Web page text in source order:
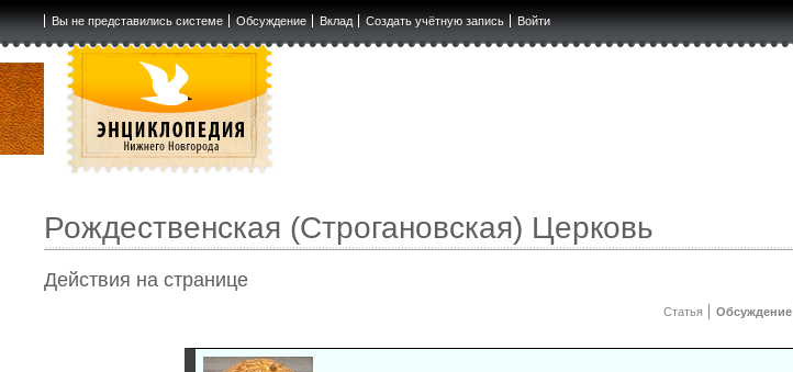
Вы не представились системе Обсуждение Вклад Создать учётную запись Войти
Рождественская (Строгановская) Церковь
Действия на странице
Статья Обсуждение